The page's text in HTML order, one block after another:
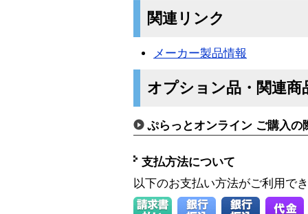
関連リンク
メーカー製品情報
オプション品・関連商
ぷらっとオンライン ご購入の
支払方法について
以下のお支払い方法がご利用で